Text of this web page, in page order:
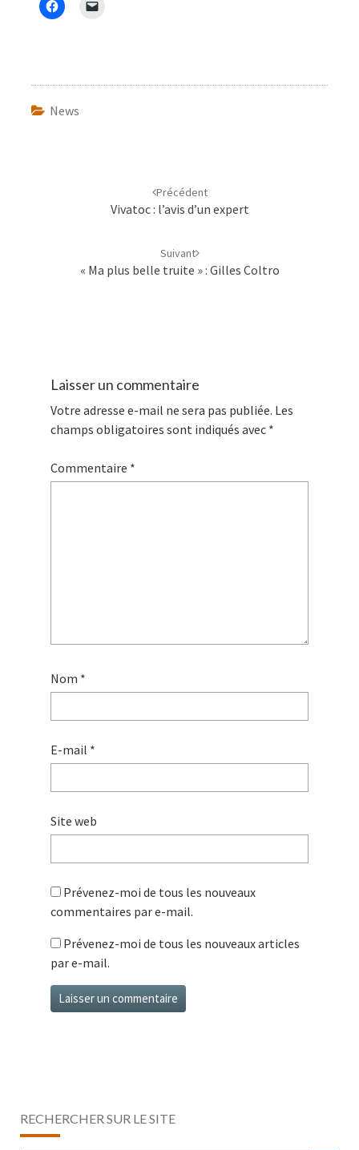
News
Précédent
Vivatoc : l’avis d’un expert
Suivant
« Ma plus belle truite » : Gilles Coltro
Laisser un commentaire
Votre adresse e-mail ne sera pas publiée. Les
champs obligatoires sont indiqués avec *
Commentaire *
Nom *
E-mail *
Site web
Prévenez-moi de tous les nouveaux
commentaires par e-mail.
Prévenez-moi de tous les nouveaux articles
par e-mail.
RECHERCHER SUR LE SITE